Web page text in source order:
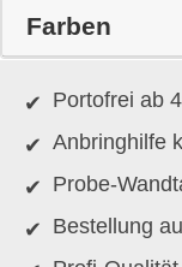
Farben
Portofrei ab
Anbringhilfe
Probe-
Bestellung